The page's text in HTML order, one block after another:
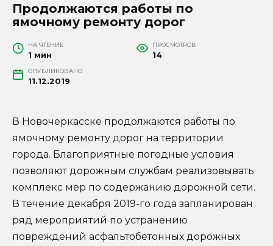
Продолжаются работы по
ямочному ремонту дорог
НА ЧТЕНИЕ
1 мин
ПРОСМОТРОВ
14
ОПУБЛИКОВАНО
11.12.2019
В Новочеркасске продолжаются работы по
ямочному ремонту дорог на территории
города. Благоприятные погодные условия
позволяют дорожным службам реализовывать
комплекс мер по содержанию дорожной сети.
В течение декабря 2019-го года запланирован
ряд мероприятий по устранению
повреждений асфальтобетонных дорожных